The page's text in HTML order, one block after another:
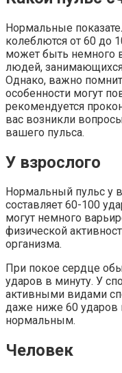
Нормальные
колеблются от 60 до
может быть немного
людей,
Однако, важно
особенности могут
рекомендуется
вас возникли
вашего пульса.
У взрослого
Нормальный пульс у
составляет 60-100
могут немного
физической
организма.
При покое сердце
ударов в минуту. У
активными видами
даже ниже 60 ударов
нормальным.
Человек